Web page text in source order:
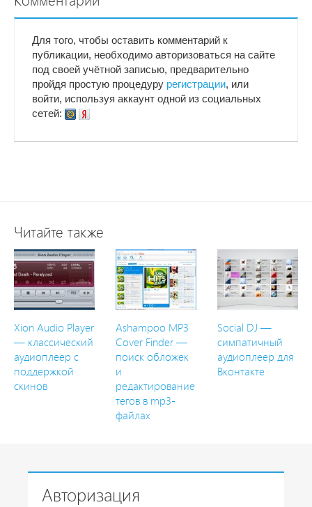
Для того, чтобы оставить комментарий к
публикации, необходимо авторизоваться на сайте
под своей учётной записью, предварительно
пройдя простую процедуру регистрации, или
войти, используя аккаунт одной из социальных
сетей:
Читайте также
Xion Audio Player
— классический
аудиоплеер с
поддержкой
скинов
Ashampoo MP3
Cover Finder —
поиск обложек
и
редактирование
тегов в mp3-
файлах
Social DJ —
симпатичный
аудиоплеер для
Вконтакте
Авторизация